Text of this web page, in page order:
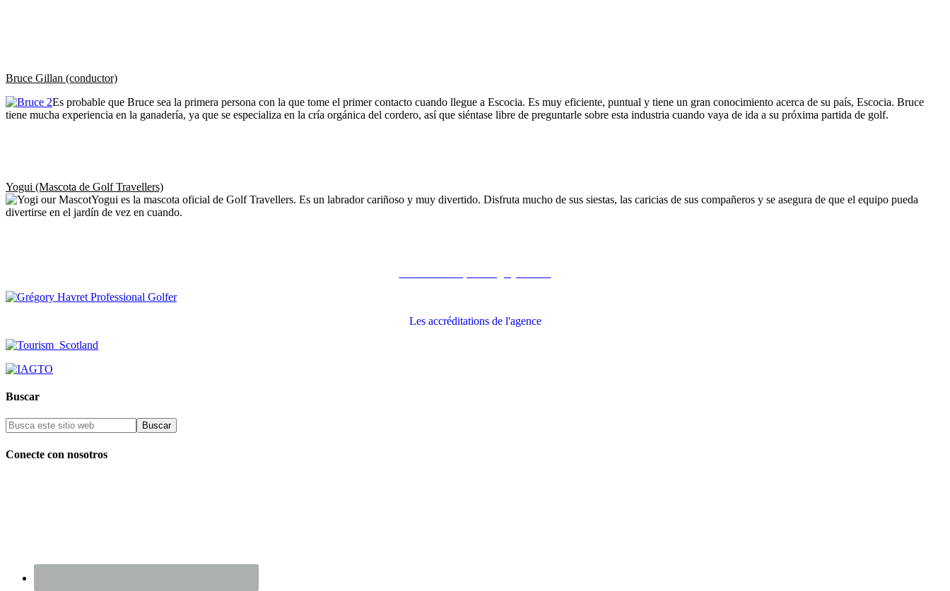
Bruce Gillan (conductor)
Es probable que Bruce sea la primera persona con la que tome el primer contacto cuando llegue a Escocia. Es muy eficiente, puntual y tiene un gran conocimiento acerca de su país, Escocia. Bruce
tiene mucha experiencia en la ganadería, ya que se especializa en la cría orgánica del cordero, así que siéntase libre de preguntarle sobre esta industria cuando vaya de ida a su próxima partida de golf.
Yogui (Mascota de Golf Travellers)
Yogui es la mascota oficial de Golf Travellers. Es un labrador cariñoso y muy divertido. Disfruta mucho de sus siestas, las caricias de sus compañeros y se asegura de que el equipo pueda
divertirse en el jardín de vez en cuando.
Les accréditations de l'agence
Buscar
Conecte con nosotros